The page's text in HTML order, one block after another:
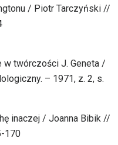
/ Piotr Tarczyński //
twórczości J. Geneta /
– 1971, z. 2, s.
inaczej / Joanna Bibik //
170